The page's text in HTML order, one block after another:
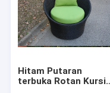
Tentang kami
Tur Pabrik
Hitam Putaran
terbuka Rotan Kursi,